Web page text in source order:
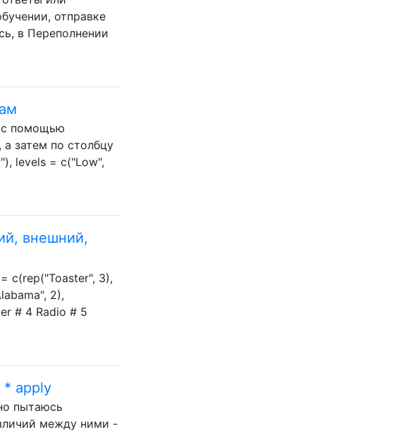
отправке
в Переполнении
с помощью
затем по столбцу
levels = c("Low",
внешний,
c(rep("Toaster", 3),
2),
# 4 Radio # 5
* apply
пытаюсь
между ними -